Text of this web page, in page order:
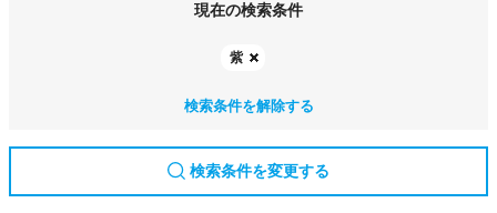
現在の検索条件
紫
検索条件を解除する
検索条件を変更する